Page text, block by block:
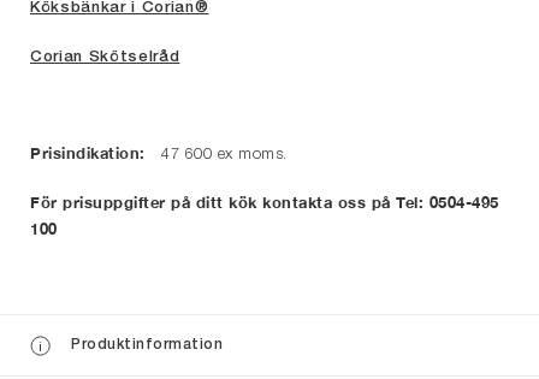
Köksbänkar i Corian®
Corian Skötselråd
Prisindikation: 47 600 ex moms.
För prisuppgifter på ditt kök kontakta oss på Tel: 0504-495
100
i Produktinformation